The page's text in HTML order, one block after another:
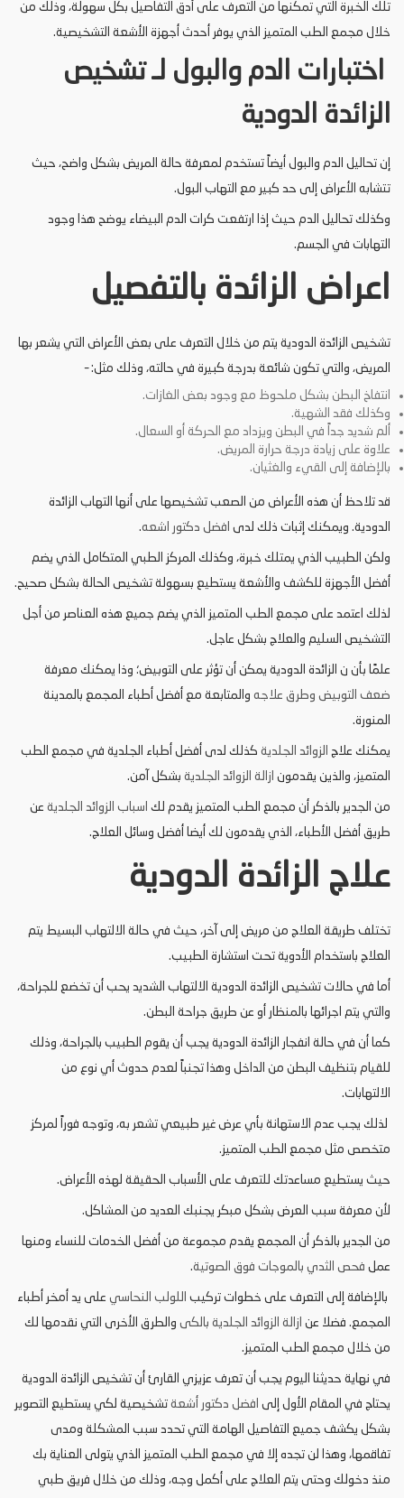
تلك الخبرة التي تمكنها من التعرف على أدق التفاصيل بكل سهولة، وذلك من
خلال مجمع الطب المتميز الذي يوفر أحدث أجهزة الأشعة التشخيصية.
اختبارات الدم والبول لـ تشخيص
الزائدة الدودية
إن تحاليل الدم والبول أيضاً تستخدم لمعرفة حالة المريض بشكل واضح، حيث
تتشابه الأعراض إلى حد كبير مع التهاب البول.
وكذلك تحاليل الدم حيث إذا ارتفعت كرات الدم البيضاء يوضح هذا وجود
التهابات في الجسم.
اعراض الزائدة بالتفصيل
تشخيص الزائدة الدودية يتم من خلال التعرف على بعض الأعراض التي يشعر بها
المريض، والتي تكون شائعة بدرجة كبيرة في حالته، وذلك مثل: –
انتفاخ البطن بشكل ملحوظ مع وجود بعض الغازات.
وكذلك فقد الشهية.
ألم شديد جداً في البطن ويزداد مع الحركة أو السعال.
علاوة على زيادة درجة حرارة المريض.
بالإضافة إلى القيء والغثيان.
قد تلاحظ أن هذه الأعراض من الصعب تشخيصها على أنها التهاب الزائدة
الدودية. ويمكنك إثبات ذلك لدى افضل دكتور اشعه.
ولكن الطبيب الذي يمتلك خبرة، وكذلك المركز الطبي المتكامل الذي يضم
أفضل الأجهزة للكشف والأشعة يستطيع بسهولة تشخيص الحالة بشكل صحيح.
لذلك اعتمد على مجمع الطب المتميز الذي يضم جميع هذه العناصر من أجل
التشخيص السليم والعلاج بشكل عاجل.
علمًا بأن ن الزائدة الدودية يمكن أن تؤثر على التوبيض؛ وذا يمكنك معرفة
ضعف التوبيض وطرق علاجه والمتابعة مع أفضل أطباء المجمع بالمدينة
المنورة.
يمكنك علاج الزوائد الجلدية كذلك لدى أفضل أطباء الجلدية في مجمع الطب
المتميز، والذين يقدمون ازالة الزوائد الجلدية بشكل آمن.
من الجدير بالذكر أن مجمع الطب المتميز يقدم لك اسباب الزوائد الجلدية عن
طريق أفضل الأطباء، الذي يقدمون لك أيضا أفضل وسائل العلاج.
علاج الزائدة الدودية
تختلف طريقة العلاج من مريض إلى آخر، حيث في حالة الالتهاب البسيط يتم
العلاج باستخدام الأدوية تحت استشارة الطبيب.
أما في حالات تشخيص الزائدة الدودية الالتهاب الشديد يحب أن تخضع للجراحة،
والتي يتم اجرائها بالمنظار أو عن طريق جراحة البطن.
كما أن في حالة انفجار الزائدة الدودية يجب أن يقوم الطبيب بالجراحة، وذلك
للقيام بتنظيف البطن من الداخل وهذا تجنباً لعدم حدوث أي نوع من
الالتهابات.
لذلك يجب عدم الاستهانة بأي عرض غير طبيعي تشعر به، وتوجه فوراً لمركز
متخصص مثل مجمع الطب المتميز.
حيث يستطيع مساعدتك للتعرف على الأسباب الحقيقة لهذه الأعراض.
لأن معرفة سبب العرض بشكل مبكر يجنبك العديد من المشاكل.
من الجدير بالذكر أن المجمع يقدم مجموعة من أفضل الخدمات للنساء ومنها
عمل فحص الثدي بالموجات فوق الصوتية.
بالإضافة إلى التعرف على خطوات تركيب اللولب النحاسي على يد أمخر أطباء
المجمع. فضلا عن ازالة الزوائد الجلدية بالكى والطرق الأخرى التي نقدمها لك
من خلال مجمع الطب المتميز.
في نهاية حديثنا اليوم يجب أن تعرف عزيزي القارئ أن تشخيص الزائدة الدودية
يحتاج في المقام الأول إلى افضل دكتور أشعة تشخيصية لكي يستطيع التصوير
بشكل يكشف جميع التفاصيل الهامة التي تحدد سبب المشكلة ومدى
تفاقمها، وهذا لن تجده إلا في مجمع الطب المتميز الذي يتولى العناية بك
منذ دخولك وحتى يتم العلاج على أكمل وجه، وذلك من خلال فريق طبي